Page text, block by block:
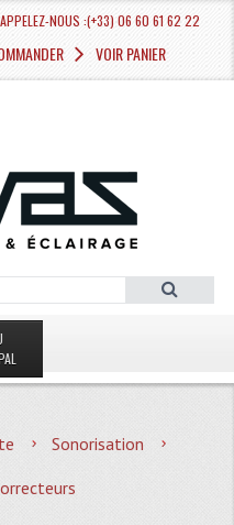
NOUS :(+33) 06 60 61 62 22
VOIR PANIER
Sonorisation